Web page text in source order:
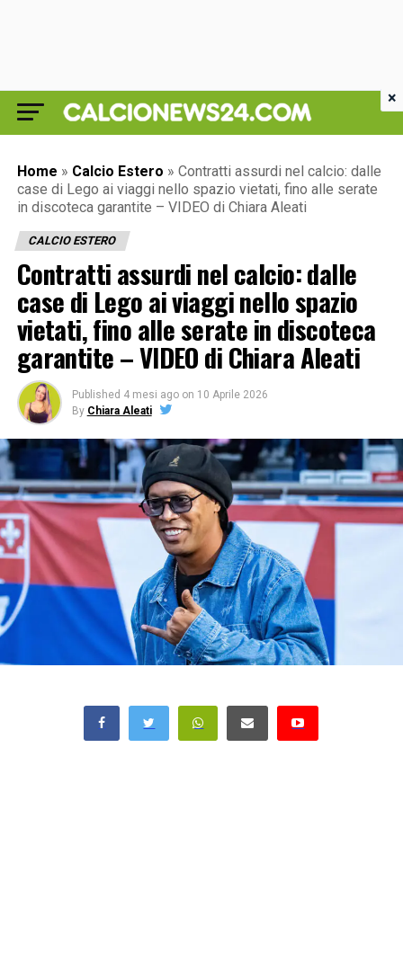
Home » Calcio Estero » Contratti assurdi nel calcio: dalle
case di Lego ai viaggi nello spazio vietati, fino alle serate
in discoteca garantite – VIDEO di Chiara Aleati
CALCIO ESTERO
Contratti assurdi nel calcio: dalle
case di Lego ai viaggi nello spazio
vietati, fino alle serate in discoteca
garantite – VIDEO di Chiara Aleati
Published 4 mesi ago on 10 Aprile 2026
By Chiara Aleati
×